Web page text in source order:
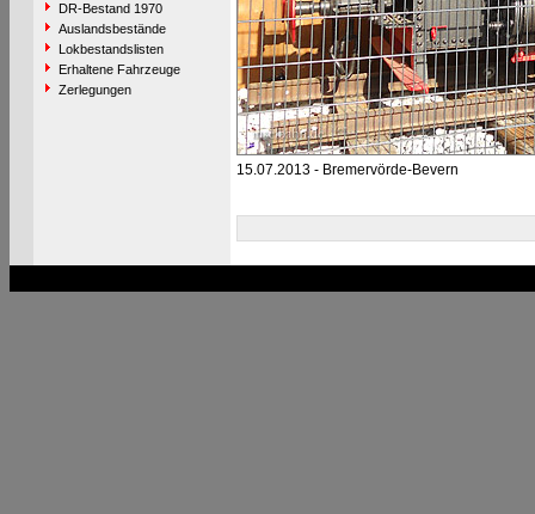
DR-Bestand 1970
Auslandsbestände
Lokbestandslisten
Erhaltene Fahrzeuge
Zerlegungen
15.07.2013 - Bremervörde-Bevern